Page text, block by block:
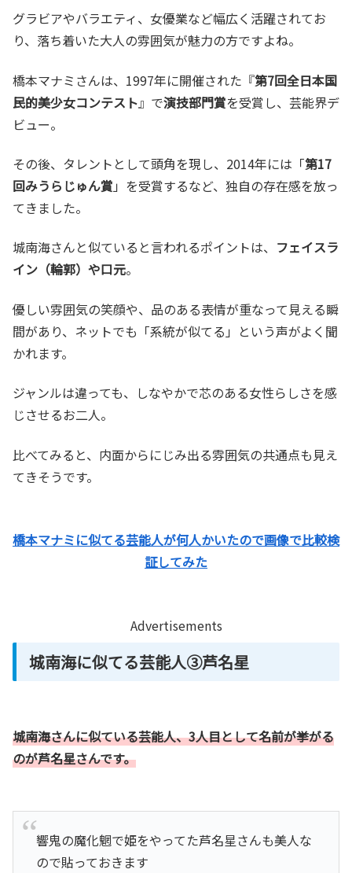
グラビアやバラエティ、女優業など幅広く活躍されてお
り、落ち着いた大人の雰囲気が魅力の方ですよね。
橋本マナミさんは、1997年に開催された『第7回全日本国
民的美少女コンテスト』で演技部門賞を受賞し、芸能界デ
ビュー。
その後、タレントとして頭角を現し、2014年には「第17
回みうらじゅん賞 」を受賞するなど、独自の存在感を放っ
てきました。
城南海さんと似ていると言われるポイントは、 フェイスラ
イン（輪郭）や口元。
優しい雰囲気の笑顔や、品のある表情が重なって見える瞬
間があり、ネットでも「系統が似てる」という声がよく聞
かれます。
ジャンルは違っても、しなやかで芯のある女性らしさを感
じさせるお二人。
比べてみると、内面からにじみ出る雰囲気の共通点も見え
てきそうです。
橋本マナミに似てる芸能人が何人かいたので画像で比較検
証してみた
Advertisements
城南海に似てる芸能人③芦名星
城南海さんに似ている芸能人、3人目として名前が挙がる
のが芦名星さんです。
響鬼の魔化魍で姫をやってた芦名星さんも美人な
ので貼っておきます